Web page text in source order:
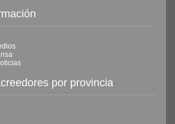
por provincia